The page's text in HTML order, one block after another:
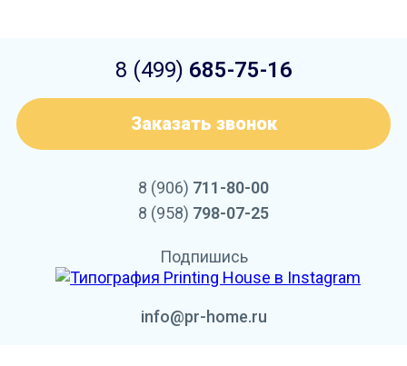
8 (499) 685-75-16
Заказать звонок
8 (906) 711-80-00
8 (958) 798-07-25
Подпишись
info@pr-home.ru